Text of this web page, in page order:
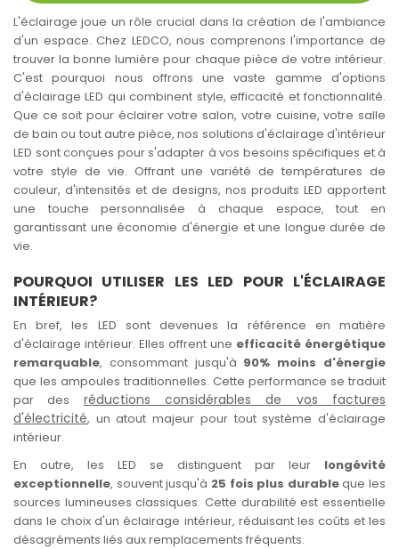
L'éclairage joue un rôle crucial dans la création de l'ambiance
d'un espace. Chez LEDCO, nous comprenons l'importance de
trouver la bonne lumière pour chaque pièce de votre intérieur.
C'est pourquoi nous offrons une vaste gamme d'options
d'éclairage LED qui combinent style, efficacité et fonctionnalité.
Que ce soit pour éclairer votre salon, votre cuisine, votre salle
de bain ou tout autre pièce, nos solutions d'éclairage d'intérieur
LED sont conçues pour s'adapter à vos besoins spécifiques et à
votre style de vie. Offrant une variété de températures de
couleur, d'intensités et de designs, nos produits LED apportent
une touche personnalisée à chaque espace, tout en
garantissant une économie d'énergie et une longue durée de
vie.
POURQUOI UTILISER LES LED POUR L'ÉCLAIRAGE
INTÉRIEUR?
En bref, les LED sont devenues la référence en matière
d'éclairage intérieur. Elles offrent une efficacité énergétique
remarquable, consommant jusqu'à 90% moins d'énergie
que les ampoules traditionnelles. Cette performance se traduit
par des réductions considérables de vos factures
d'électricité, un atout majeur pour tout système d'éclairage
intérieur.
En outre, les LED se distinguent par leur longévité
exceptionnelle, souvent jusqu'à 25 fois plus durableque les
sources lumineuses classiques. Cette durabilité est essentielle
dans le choix d'un éclairage intérieur, réduisant les coûts et les
désagréments liés aux remplacements fréquents.